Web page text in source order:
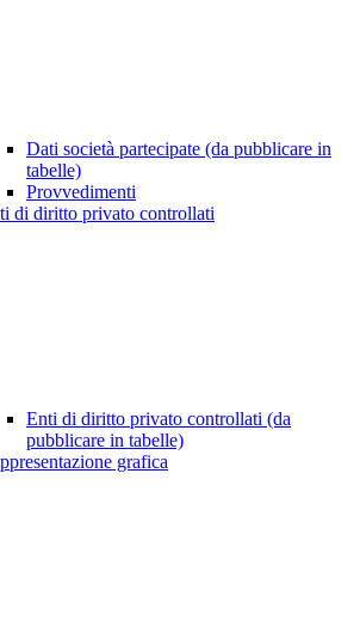
Dati società partecipate (da pubblicare in
tabelle)
Provvedimenti
di diritto privato controllati
Enti di diritto privato controllati (da
pubblicare in tabelle)
grafica